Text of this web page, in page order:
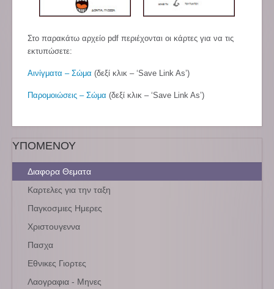
Στο παρακάτω αρχείο pdf περιέχονται οι κάρτες για να τις
εκτυπώσετε:
Αινίγματα – Σώμα (δεξί κλικ – ‘Save Link As’)
Παρομοιώσεις – Σώμα (δεξί κλικ – ‘Save Link As’)
ΥΠΟΜΕΝΟΥ
Διαφορα Θεματα
Καρτελες για την ταξη
Παγκοσμιες Ημερες
Χριστουγεννα
Πασχα
Εθνικες Γιορτες
Λαογραφια - Μηνες